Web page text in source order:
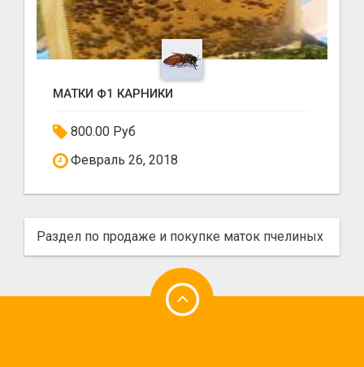
МАТКИ Ф1 КАРНИКИ
800.00 Руб
Февраль 26, 2018
Раздел по продаже и покупке маток пчелиных